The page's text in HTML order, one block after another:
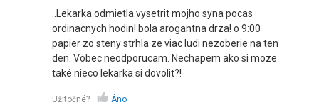
..Lekarka odmietla vysetrit mojho syna pocas
ordinacnych hodin! bola arogantna drza! o 9:00
papier zo steny strhla ze viac ludi nezoberie na ten
den. Vobec neodporucam. Nechapem ako si moze
také nieco lekarka si dovolit?!
Užitočné? Áno